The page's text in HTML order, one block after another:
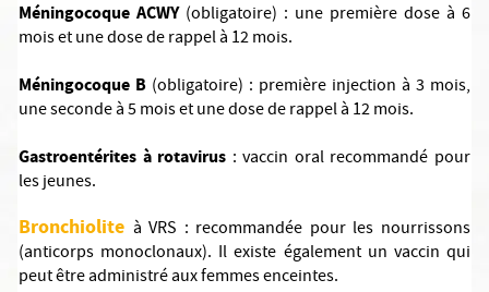
Méningocoque ACWY (obligatoire) : une première dose à 6
mois et une dose de rappel à 12 mois.
Méningocoque B (obligatoire) : première injection à 3 mois,
une seconde à 5 mois et une dose de rappel à 12 mois.
Gastroentérites à rotavirus : vaccin oral recommandé pour
les jeunes.
Bronchiolite à VRS : recommandée pour les nourrissons
(anticorps monoclonaux). Il existe également un vaccin qui
peut être administré aux femmes enceintes.